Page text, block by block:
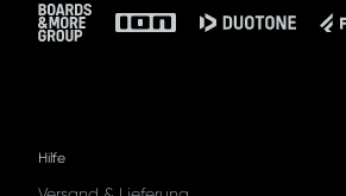
Footer
Hilfe